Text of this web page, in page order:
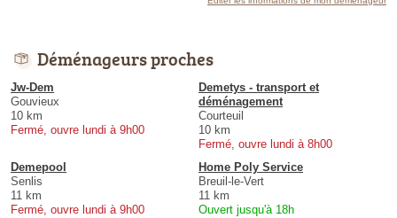
Déménageurs proches
Jw-Dem
Gouvieux
10 km
Fermé, ouvre lundi à 9h00
Demetys - transport et
déménagement
Courteuil
10 km
Fermé, ouvre lundi à 8h00
Demepool
Senlis
11 km
Fermé, ouvre lundi à 9h00
Home Poly Service
Breuil-le-Vert
11 km
Ouvert jusqu'à 18h